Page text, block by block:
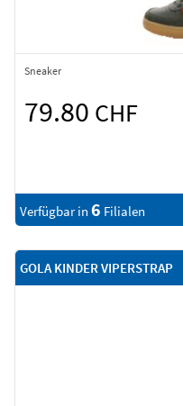
Sneaker
79.80 CHF
Verfügbar in 6 Filialen
GOLA KINDER VIPERSTRAP